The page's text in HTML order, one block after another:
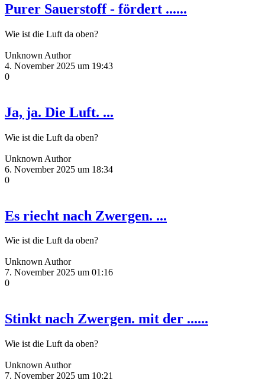
Purer Sauerstoff - fördert ......
Wie ist die Luft da oben?
Unknown Author
4. November 2025 um 19:43
0
Ja, ja. Die Luft. ...
Wie ist die Luft da oben?
Unknown Author
6. November 2025 um 18:34
0
Es riecht nach Zwergen. ...
Wie ist die Luft da oben?
Unknown Author
7. November 2025 um 01:16
0
Stinkt nach Zwergen. mit der ......
Wie ist die Luft da oben?
Unknown Author
7. November 2025 um 10:21